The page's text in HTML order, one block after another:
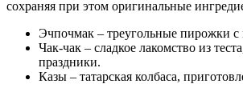
сохраняя при этом оригинальные
Эчпочмак – треугольные пирожки с
Чак-чак – сладкое лакомство из
праздники.
Казы – татарская колбаса,